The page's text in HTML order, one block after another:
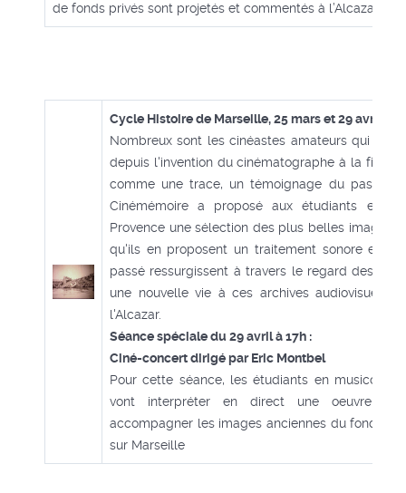
de fonds privés sont projetés et commentés à l’Alcazar.
Cycle Histoire de Marseille, 25 mars et 29 avril à
Nombreux sont les cinéastes amateurs qui ont
depuis l'invention du cinématographe à la fin du
comme une trace, un témoignage du passé
Cinémémoire a proposé aux étudiants en
Provence une sélection des plus belles images
qu'ils en proposent un traitement sonore et
passé ressurgissent à travers le regard des
une nouvelle vie à ces archives
l'Alcazar.
Séance spéciale du 29 avril à 17h :
Ciné-concert dirigé par Eric Montbel
Pour cette séance, les étudiants en
vont interpréter en direct une oeuvre
accompagner les images anciennes du fonds
sur Marseille